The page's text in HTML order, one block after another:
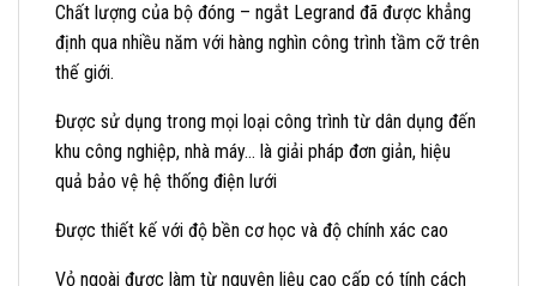
Chất lượng của bộ đóng – ngắt Legrand đã được khẳng
định qua nhiều năm với hàng nghìn công trình tầm cỡ trên
thế giới.
Được sử dụng trong mọi loại công trình từ dân dụng đến
khu công nghiệp, nhà máy… là giải pháp đơn giản, hiệu
quả bảo vệ hệ thống điện lưới
Được thiết kế với độ bền cơ học và độ chính xác cao
Vỏ ngoài được làm từ nguyên liệu cao cấp có tính cách